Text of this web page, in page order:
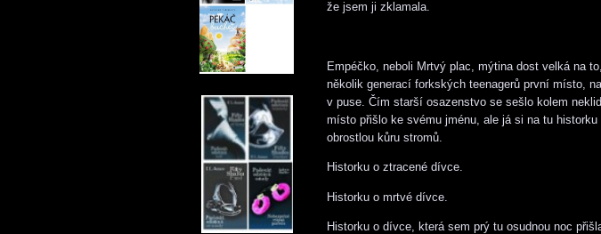
že jsem ji zklamala.
Empéčko, neboli Mrtvý plac, mýtina dost velká na
několik generací forkských teenagerů první místo,
v puse. Čím starší osazenstvo se sešlo kolem
místo přišlo ke svému jménu, ale já si na tu
obrostlou kůru stromů.
Historku o ztracené dívce.
Historku o mrtvé dívce.
Historku o dívce, která sem prý tu osudnou noc